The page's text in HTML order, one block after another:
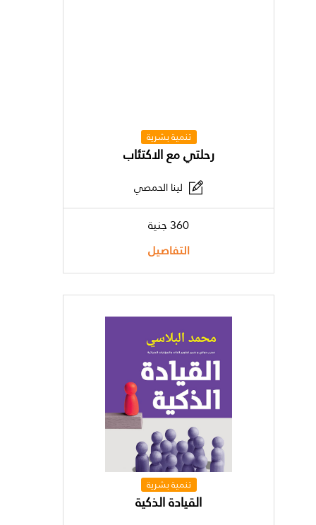
تنمية بشرية
رحلتي مع الاكتئاب
لينا الحمصي
360 جنية
التفاصيل
تنمية بشرية
القيادة الذكية